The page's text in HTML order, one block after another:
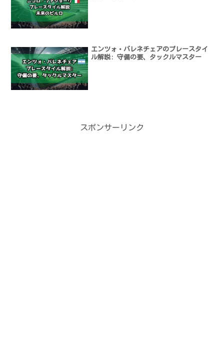
エンツォ・バレネチェアのプレースタイ
ル解説: 守備の要、タックルマスター
スポンサーリンク